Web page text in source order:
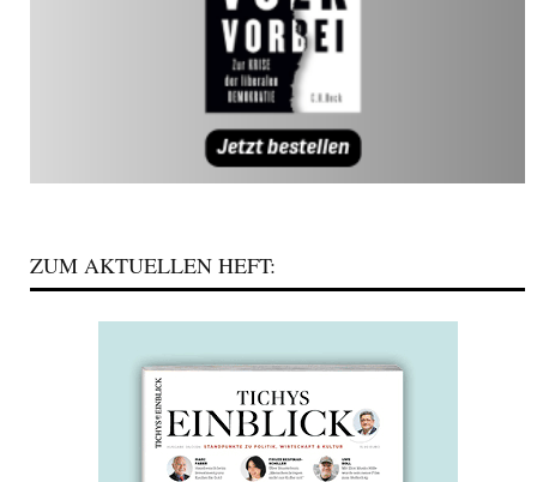
ZUM AKTUELLEN HEFT: